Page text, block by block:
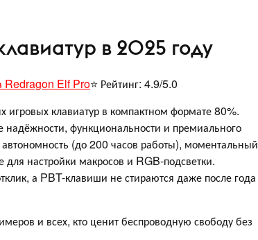
в 2025 году
Redragon Elf Pro⭐ Рейтинг: 4.9/5.0
клавиатур в компактном формате 80%.
функциональности и премиального
(до 200 часов работы), моментальный
настройки макросов и RGB-подсветки.
а PBT-клавиши не стираются даже после года
и всех, кто ценит беспроводную свободу без